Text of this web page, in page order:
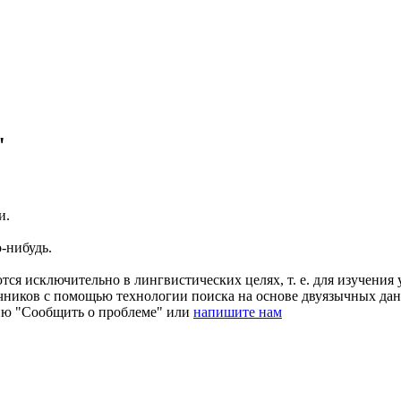
нибудь.
исключительно в лингвистических целях, т. е. для
с помощью технологии поиска на основе двуязычных
"Сообщить о проблеме" или напишите нам